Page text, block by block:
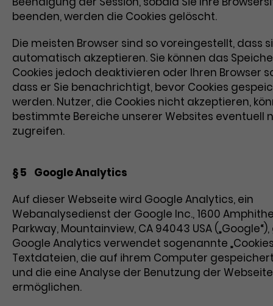
beenden, werden die Cookies gelöscht.
Die meisten Browser sind so voreingestellt, dass
automatisch akzeptieren. Sie können das
Cookies jedoch deaktivieren oder Ihren Browser
dass er Sie benachrichtigt, bevor Cookies
werden. Nutzer, die Cookies nicht akzeptieren,
bestimmte Bereiche unserer Websites eventuell
zugreifen.
§ 5 Google Analytics
Auf dieser Webseite wird Google Analytics, ein
Webanalysedienst der Google Inc., 1600
Parkway, Mountainview, CA 94043 USA
Google Analytics verwendet sogenannte
Textdateien, die auf ihrem Computer
und die eine Analyse der Benutzung der
ermöglichen.